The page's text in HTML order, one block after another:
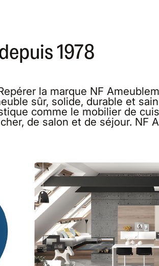
1978
la marque NF
sûr, solide, durable et
comme le mobilier de
de salon et de séjour. NF